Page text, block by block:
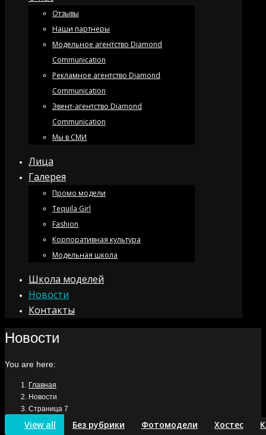
Отзывы
Наши партнеры
Модельное агентство Diamond
Communication
Рекламное агентство Diamond
Communication
Эвент-агентство Diamond
Communication
Мы в СМИ
Лица
Галерея
Промо модели
Tequila Girl
Fashion
Корпоративная культура
Модельная школа
Школа моделей
Новости
Контакты
Новости
You are here:
Главная
Новости
Страница 7
View all Без рубрики Фотомодели Хостес